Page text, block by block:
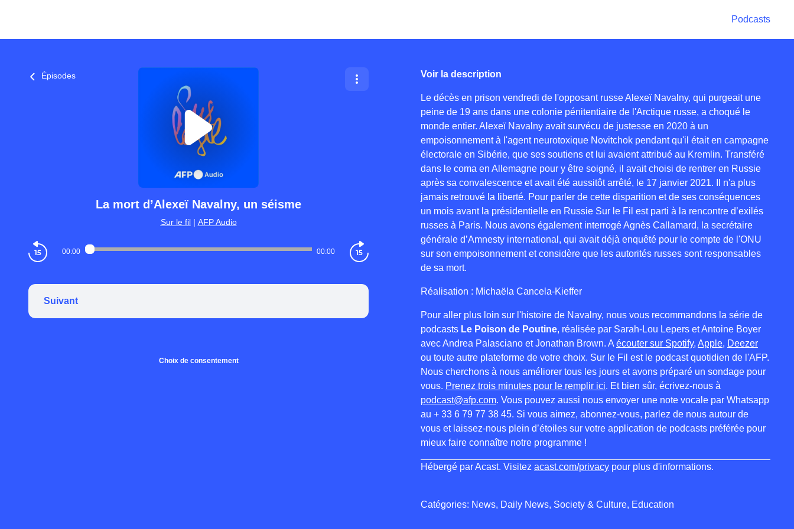
Podcasts
Épisodes
La mort d’Alexeï Navalny, un séisme
Sur le fil | AFP Audio
00:00 00:00
Suivant
Choix de consentement
Voir la description
Le décès en prison vendredi de l'opposant russe Alexeï Navalny, qui purgeait une
peine de 19 ans dans une colonie pénitentiaire de l'Arctique russe, a choqué le
monde entier. Alexeï Navalny avait survécu de justesse en 2020 à un
empoisonnement à l'agent neurotoxique Novitchok pendant qu'il était en campagne
électorale en Sibérie, que ses soutiens et lui avaient attribué au Kremlin. Transféré
dans le coma en Allemagne pour y être soigné, il avait choisi de rentrer en Russie
après sa convalescence et avait été aussitôt arrêté, le 17 janvier 2021. Il n'a plus
jamais retrouvé la liberté. Pour parler de cette disparition et de ses conséquences
un mois avant la présidentielle en Russie Sur le Fil est parti à la rencontre d’exilés
russes à Paris. Nous avons également interrogé Agnès Callamard, la secrétaire
générale d’Amnesty international, qui avait déjà enquêté pour le compte de l'ONU
sur son empoisonnement et considère que les autorités russes sont responsables
de sa mort.
Réalisation : Michaëla Cancela-Kieffer
Pour aller plus loin sur l'histoire de Navalny, nous vous recommandons la série de
podcasts Le Poison de Poutine, réalisée par Sarah-Lou Lepers et Antoine Boyer
avec Andrea Palasciano et Jonathan Brown. A écouter sur Spotify, Apple, Deezer
ou toute autre plateforme de votre choix. Sur le Fil est le podcast quotidien de l'AFP.
Nous cherchons à nous améliorer tous les jours et avons préparé un sondage pour
vous. Prenez trois minutes pour le remplir ici. Et bien sûr, écrivez-nous à
podcast@afp.com. Vous pouvez aussi nous envoyer une note vocale par Whatsapp
au + 33 6 79 77 38 45. Si vous aimez, abonnez-vous, parlez de nous autour de
vous et laissez-nous plein d’étoiles sur votre application de podcasts préférée pour
mieux faire connaître notre programme !
Hébergé par Acast. Visitez acast.com/privacy pour plus d'informations.
Catégories: News, Daily News, Society & Culture, Education